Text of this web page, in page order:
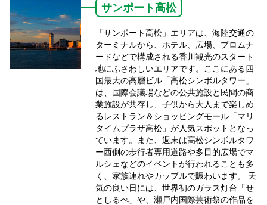
サンポート高松
「サンポート高松」エリアは、海陸交通の
ターミナルから、ホテル、広場、プロムナ
ードなどで構成される香川観光のスタート
地にふさわしいエリアです。ここにある四
国最大の高層ビル「高松シンボルタワー」
は、国際会議場などの公共施設と民間の商
業施設が共存し、子供から大人まで楽しめ
るレストラン＆ショッピングモール「マリ
タイムプラザ高松」が人気スポットとなっ
ています。また、週末は高松シンボルタワ
ー西側の歩行者専用道路や多目的広場でマ
ルシェなどのイベントが行われることも多
く、家族連れやカップルで賑わいます。 天
気の良い日には、世界初のガラス灯台「せ
としるべ」や、瀬戸内国際芸術祭の作品を